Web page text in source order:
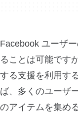
Facebook ユーザ
ることは可能です
する支援を利用す
ば、多くのユーザ
のアイテムを集め